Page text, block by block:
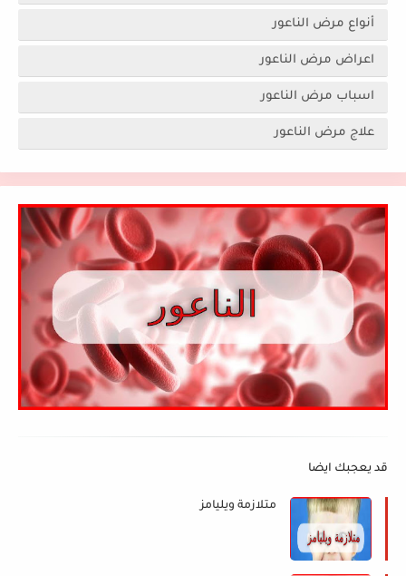
أنواع مرض الناعور
اعراض مرض الناعور
اسباب مرض الناعور
علاج مرض الناعور
قد يعجبك ايضا
متلازمة ويليامز